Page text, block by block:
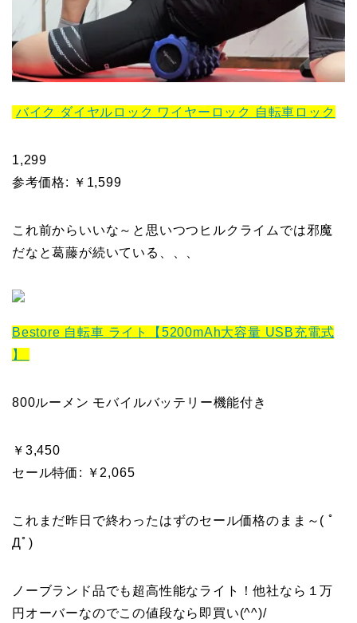
バイク ダイヤルロック ワイヤーロック 自転車ロック
1,299
参考価格: ￥1,599
これ前からいいな～と思いつつヒルクライムでは邪魔
だなと葛藤が続いている、、、
Bestore 自転車 ライト【5200mAh大容量 USB充電式
】
800ルーメン モバイルバッテリー機能付き
￥3,450
セール特価: ￥2,065
これまだ昨日で終わったはずのセール価格のまま～( ﾟ
Дﾟ)
ノーブランド品でも超高性能なライト！他社なら１万
円オーバーなのでこの値段なら即買い(^^)/